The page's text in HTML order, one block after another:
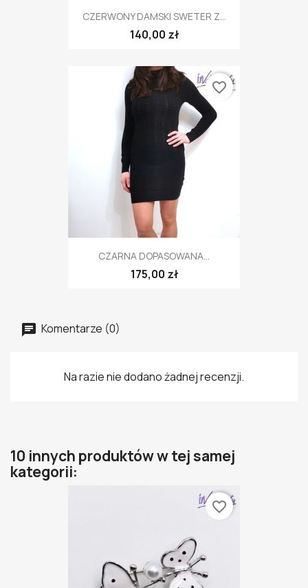
CZERWONY DAMSKI SWETER Z...
140,00 zł
CZARNA DOPASOWANA...
175,00 zł
favorite_border
Komentarze (0)
Na razie nie dodano żadnej recenzji.
10 innych produktów w tej samej
kategorii:
favorite_border